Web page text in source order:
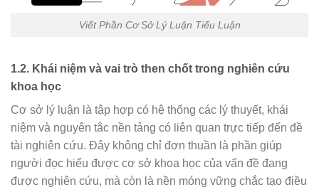
Viết Phần Cơ Sở Lý Luận Tiểu Luận
1.2. Khái niệm và vai trò then chốt trong nghiên cứu
khoa học
Cơ sở lý luận là tập hợp có hệ thống các lý thuyết, khái
niệm và nguyên tắc nền tảng có liên quan trực tiếp đến đề
tài nghiên cứu. Đây không chỉ đơn thuần là phần giúp
người đọc hiểu được cơ sở khoa học của vấn đề đang
được nghiên cứu, mà còn là nền móng vững chắc tạo điều